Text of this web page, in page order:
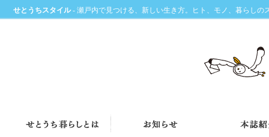
せとうちスタイル - 瀬戸内で見つける、新しい生き方。ヒト、モノ、暮らしの